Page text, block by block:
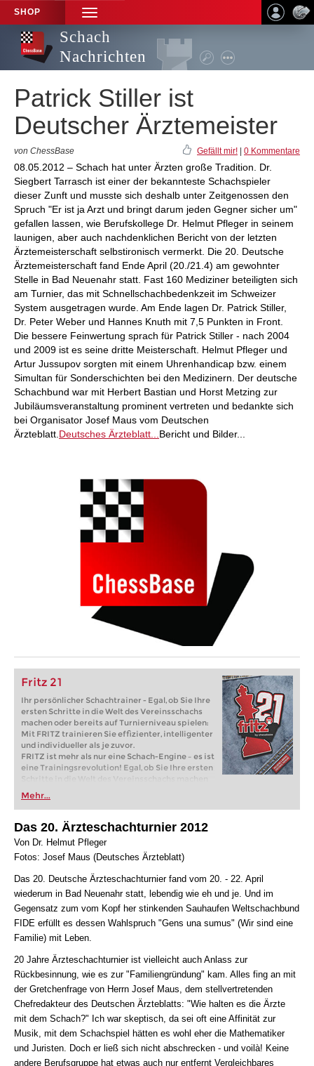
SHOP
TOGGLE
NAVIGATION
Schach
Nachrichten
Patrick Stiller ist
Deutscher Ärztemeister
von ChessBase Gefällt mir! 0 Kommentare
08.05.2012 – Schach hat unter Ärzten große Tradition. Dr.
Siegbert Tarrasch ist einer der bekannteste Schachspieler
dieser Zunft und musste sich deshalb unter Zeitgenossen den
Spruch "Er ist ja Arzt und bringt darum jeden Gegner sicher um"
gefallen lassen, wie Berufskollege Dr. Helmut Pfleger in seinem
launigen, aber auch nachdenklichen Bericht von der letzten
Ärztemeisterschaft selbstironisch vermerkt. Die 20. Deutsche
Ärztemeisterschaft fand Ende April (20./21.4) am gewohnter
Stelle in Bad Neuenahr statt. Fast 160 Mediziner beteiligten sich
am Turnier, das mit Schnellschachbedenkzeit im Schweizer
System ausgetragen wurde. Am Ende lagen Dr. Patrick Stiller,
Dr. Peter Weber und Hannes Knuth mit 7,5 Punkten in Front.
Die bessere Feinwertung sprach für Patrick Stiller - nach 2004
und 2009 ist es seine dritte Meisterschaft. Helmut Pfleger und
Artur Jussupov sorgten mit einem Uhrenhandicap bzw. einem
Simultan für Sonderschichten bei den Medizinern. Der deutsche
Schachbund war mit Herbert Bastian und Horst Metzing zur
Jubiläumsveranstaltung prominent vertreten und bedankte sich
bei Organisator Josef Maus vom Deutschen
Ärzteblatt. Deutsches Ärzteblatt... Bericht und Bilder...
Fritz 21
Ihr persönlicher Schachtrainer - Egal, ob Sie Ihre
ersten Schritte in die Welt des Vereinsschachs
machen oder bereits auf Turnierniveau spielen:
Mit FRITZ trainieren Sie effizienter, intelligenter
und individueller als je zuvor.
FRITZ ist mehr als nur eine Schach-Engine – es ist
eine Trainingsrevolution! Egal, ob Sie Ihre ersten
Schritte in die Welt des Vereinsschachs machen
oder bereits auf Turnierniveau spielen: Mit
FRITZ trainieren Sie effizienter, intelligenter und
individueller als je zuvor.
Mehr...
Das 20. Ärzteschachturnier 2012
Von Dr. Helmut Pfleger
Fotos: Josef Maus (Deutsches Ärzteblatt)
Das 20. Deutsche Ärzteschachturnier fand vom 20. - 22. April
wiederum in Bad Neuenahr statt, lebendig wie eh und je. Und im
Gegensatz zum vom Kopf her stinkenden Sauhaufen Weltschachbund
FIDE erfüllt es dessen Wahlspruch "Gens una sumus" (Wir sind eine
Familie) mit Leben.
20 Jahre Ärzteschachturnier ist vielleicht auch Anlass zur
Rückbesinnung, wie es zur "Familiengründung" kam. Alles fing an mit
der Gretchenfrage von Herrn Josef Maus, dem stellvertretenden
Chefredakteur des Deutschen Ärzteblatts: "Wie halten es die Ärzte
mit dem Schach?" Ich war skeptisch, da sei oft eine Affinität zur
Musik, mit dem Schachspiel hätten es wohl eher die Mathematiker
und Juristen. Doch er ließ sich nicht abschrecken - und voilà! Keine
andere Berufsgruppe hat etwas auch nur entfernt Vergleichbares